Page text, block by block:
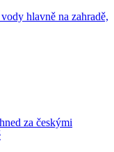
hlavně na zahradě,
za českými